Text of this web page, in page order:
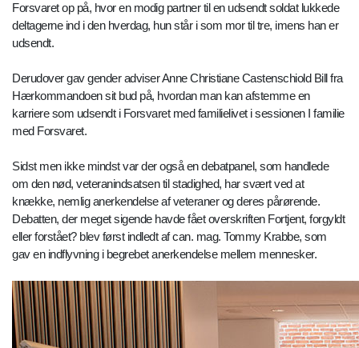
Forsvaret op på, hvor en modig partner til en udsendt soldat lukkede
deltagerne ind i den hverdag, hun står i som mor til tre, imens han er
udsendt.
Derudover gav gender adviser Anne Christiane Castenschiold Bill fra
Hærkommandoen sit bud på, hvordan man kan afstemme en
karriere som udsendt i Forsvaret med familielivet i sessionen I familie
med Forsvaret.
Sidst men ikke mindst var der også en debatpanel, som handlede
om den nød, veteranindsatsen til stadighed, har svært ved at
knække, nemlig anerkendelse af veteraner og deres pårørende.
Debatten, der meget sigende havde fået overskriften Fortjent, forgyldt
eller forstået? blev først indledt af can. mag. Tommy Krabbe, som
gav en indflyvning i begrebet anerkendelse mellem mennesker.